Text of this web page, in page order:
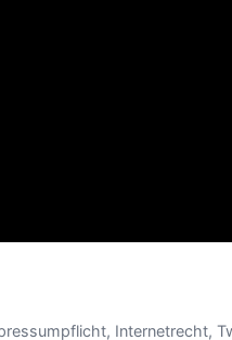
, Internetrecht,